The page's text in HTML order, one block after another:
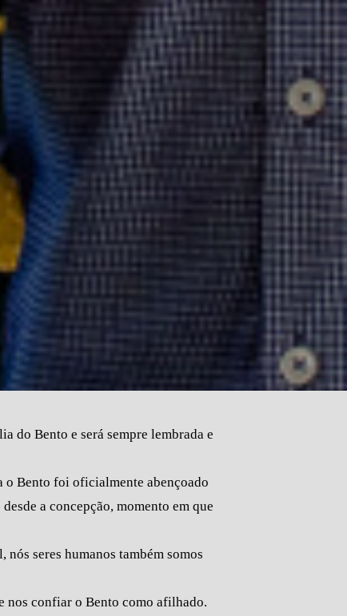
do Bento e será sempre lembrada e
o Bento foi oficialmente abençoado
a concepção, momento em que
seres humanos também somos
nos confiar o Bento como afilhado.